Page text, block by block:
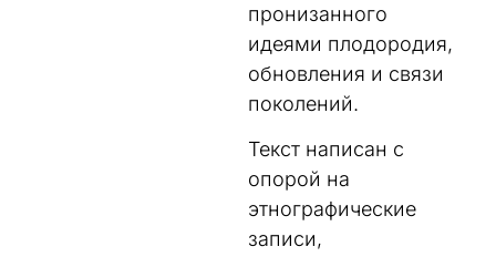
пронизанного
идеями плодородия,
обновления и связи
поколений.
Текст написан с
опорой на
этнографические
записи,